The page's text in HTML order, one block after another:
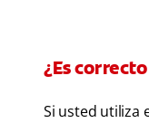
¿Es
Si usted utiliza